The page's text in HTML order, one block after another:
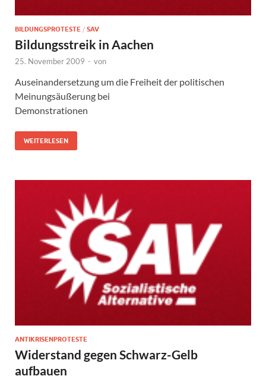
BILDUNGSPROTESTE / SAV
Bildungsstreik in Aachen
25. November 2009 - von
Auseinandersetzung um die Freiheit der politischen
Meinungsäußerung bei
Demonstrationen
WEITERLESEN
ANTIKRISENPROTESTE
Widerstand gegen Schwarz-Gelb
aufbauen